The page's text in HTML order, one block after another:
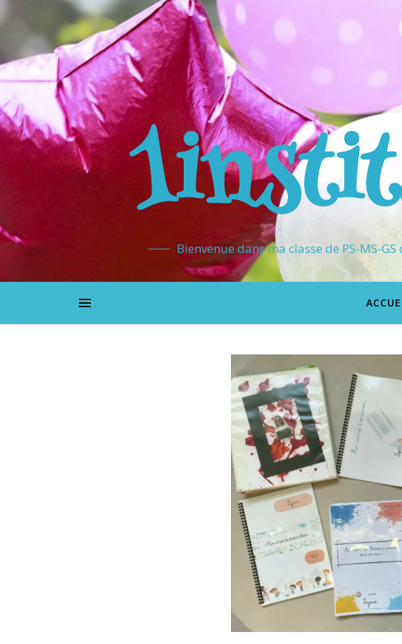
Bienvenue dans ma classe de PS-MS-